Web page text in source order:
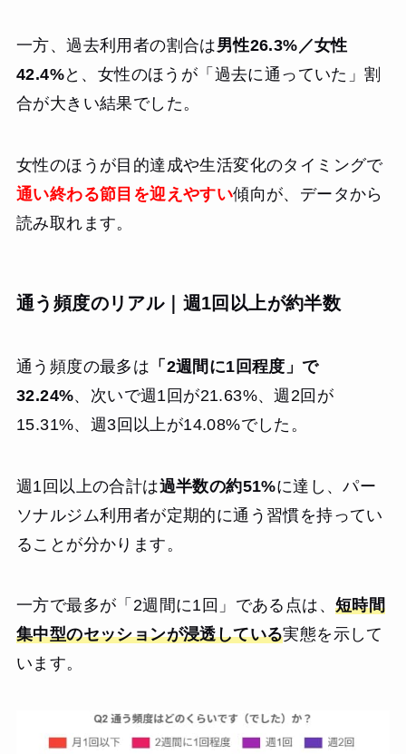
一方、過去利用者の割合は男性26.3%／女性
42.4%と、女性のほうが「過去に通っていた」割
合が大きい結果でした。
女性のほうが目的達成や生活変化のタイミングで
通い終わる節目を迎えやすい傾向が、データから
読み取れます。
通う頻度のリアル｜週1回以上が約半数
通う頻度の最多は 「2週間に1回程度」で
32.24%、次いで週1回が21.63%、週2回が
15.31%、週3回以上が14.08%でした。
週1回以上の合計は過半数の約51%に達し、パー
ソナルジム利用者が定期的に通う習慣を持ってい
ることが分かります。
一方で最多が「2週間に1回」である点は、 短時間
集中型のセッションが浸透している実態を示して
います。